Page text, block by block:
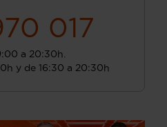
017
a 20:30h.
y de 16:30 a 20:30h